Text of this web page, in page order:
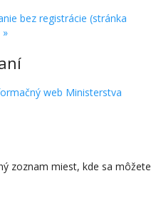
bez registrácie (stránka
web Ministerstva
zoznam miest, kde sa môžete